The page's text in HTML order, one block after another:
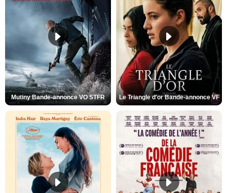
Mutiny Bande-annonce VO STFR Le Triangle d'or Bande-annonce VF